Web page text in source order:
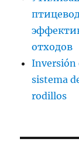
отходов
Inversión
sistema
rodillos